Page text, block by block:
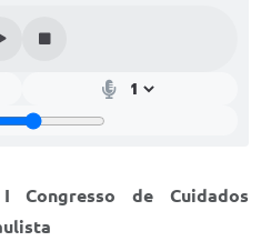
Congresso de Cuidados